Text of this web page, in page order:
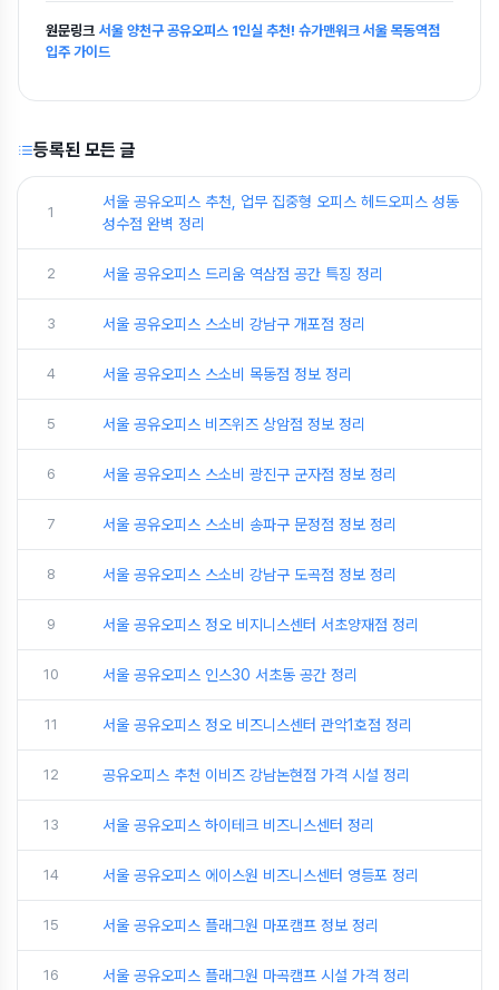
원문링크 서울 양천구 공유오피스 1인실 추천! 슈가맨워크 서울 목동역점
입주 가이드
등록된 모든 글
1
서울 공유오피스 추천, 업무 집중형 오피스 헤드오피스 성동
성수점 완벽 정리
2 서울 공유오피스 드리움 역삼점 공간 특징 정리
3 서울 공유오피스 스소비 강남구 개포점 정리
4 서울 공유오피스 스소비 목동점 정보 정리
5 서울 공유오피스 비즈위즈 상암점 정보 정리
6 서울 공유오피스 스소비 광진구 군자점 정보 정리
7 서울 공유오피스 스소비 송파구 문정점 정보 정리
8 서울 공유오피스 스소비 강남구 도곡점 정보 정리
9 서울 공유오피스 정오 비지니스센터 서초양재점 정리
10 서울 공유오피스 인스30 서초동 공간 정리
11 서울 공유오피스 정오 비즈니스센터 관악1호점 정리
12 공유오피스 추천 이비즈 강남논현점 가격 시설 정리
13 서울 공유오피스 하이테크 비즈니스센터 정리
14 서울 공유오피스 에이스원 비즈니스센터 영등포 정리
15 서울 공유오피스 플래그원 마포캠프 정보 정리
16 서울 공유오피스 플래그원 마곡캠프 시설 가격 정리